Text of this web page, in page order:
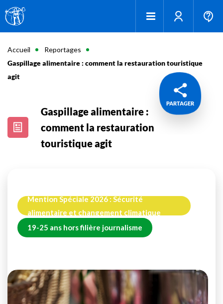
Accueil
Reportages
Gaspillage alimentaire : comment la restauration touristique
agit
PARTAGER
Gaspillage alimentaire :
comment la restauration
touristique agit
Mention Spéciale 2026 : Sécurité
alimentaire et changement climatique
19-25 ans hors filière journalisme